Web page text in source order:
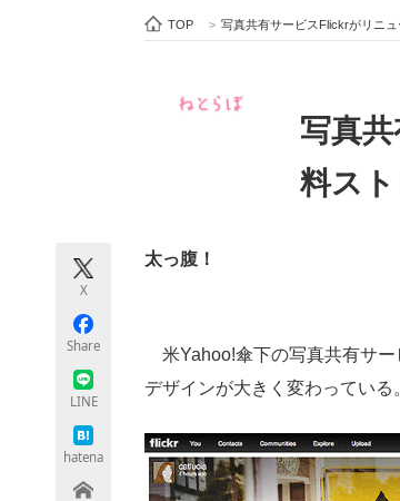
ITエンジニア向け専門サイト
ちょっと気になるネットの話題
TOP > 写真共有サービスFlickrがリニ
写真
料ス
X
Share
LINE
hatena
太っ腹！
米Yahoo!傘下の写真共有サー
デザインが大きく変わっている